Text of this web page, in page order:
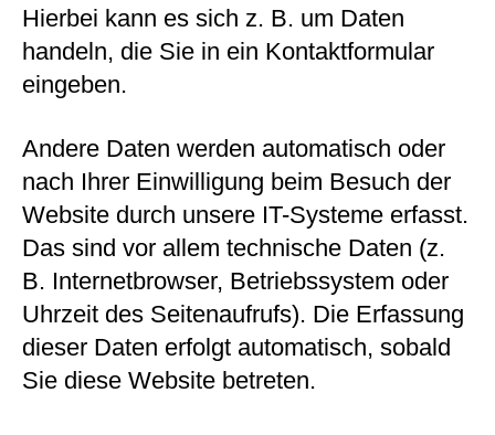
Hierbei kann es sich z. B. um Daten
handeln, die Sie in ein Kontaktformular
eingeben.
Andere Daten werden automatisch oder
nach Ihrer Einwilligung beim Besuch der
Website durch unsere IT-Systeme erfasst.
Das sind vor allem technische Daten (z.
B. Internetbrowser, Betriebssystem oder
Uhrzeit des Seitenaufrufs). Die Erfassung
dieser Daten erfolgt automatisch, sobald
Sie diese Website betreten.